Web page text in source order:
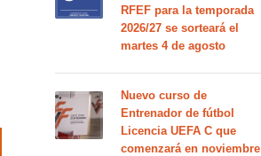
RFEF para la temporada
2026/27 se sorteará el
martes 4 de agosto
Nuevo curso de
Entrenador de fútbol
Licencia UEFA C que
comenzará en noviembre